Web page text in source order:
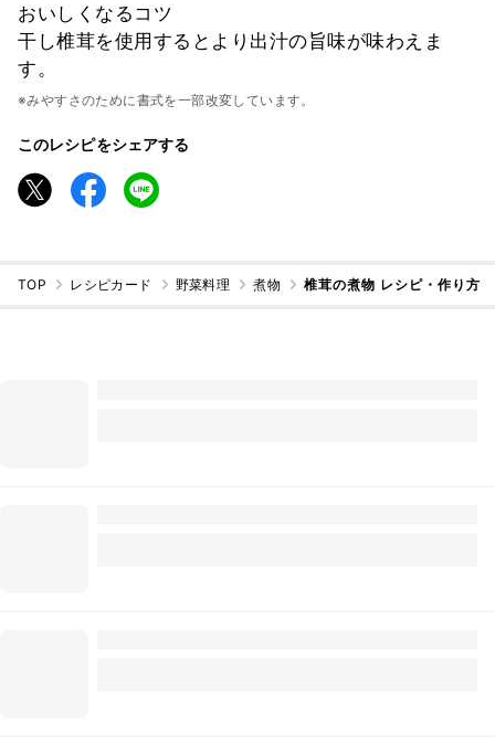
おいしくなるコツ
干し椎茸を使用するとより出汁の旨味が味わえま
す。
※みやすさのために書式を一部改変しています。
このレシピをシェアする
TOP レシピカード 野菜料理 煮物 椎茸の煮物 レシピ・作り方